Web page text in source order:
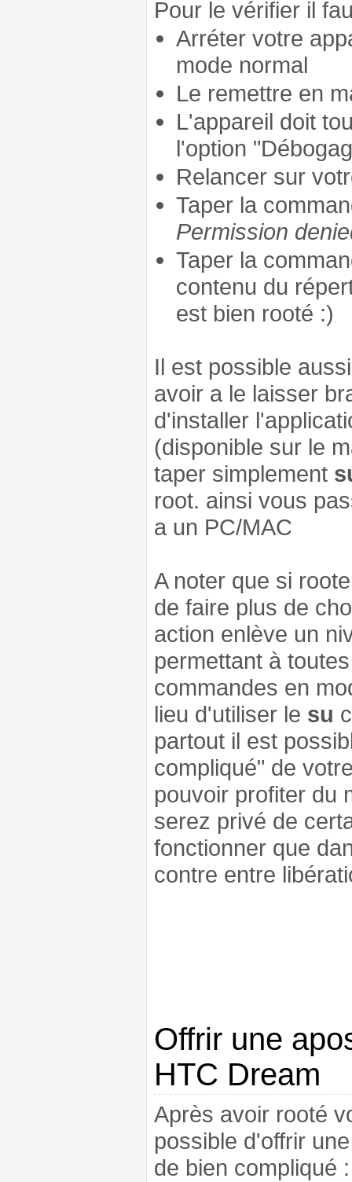
Pour le vérifier il
Arréter votre
mode normal
Le remettre en
L'appareil doit
l'option
Relancer sur
Taper la
Permission
Taper la
contenu du
est bien rooté :)
Il est possible
avoir a le laisser
d'installer
(disponible sur le
taper simplement
root. ainsi vous
a un PC/MAC
A noter que si
de faire plus de
action enlève un
permettant à
commandes en
lieu d'utiliser le su
partout il est
compliqué" de
pouvoir profiter du
serez privé de
fonctionner que
contre entre
Offrir une
HTC Dream
Après avoir rooté
possible d'offrir
de bien compliqué :